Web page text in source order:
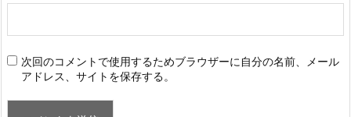
次回のコメントで使用するためブラウザーに自分の名前、メール
アドレス、サイトを保存する。